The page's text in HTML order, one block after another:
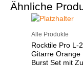
Ähnliche
Alle Produkte
Rocktile Pro L-
Gitarre Orange
Burst Set mit